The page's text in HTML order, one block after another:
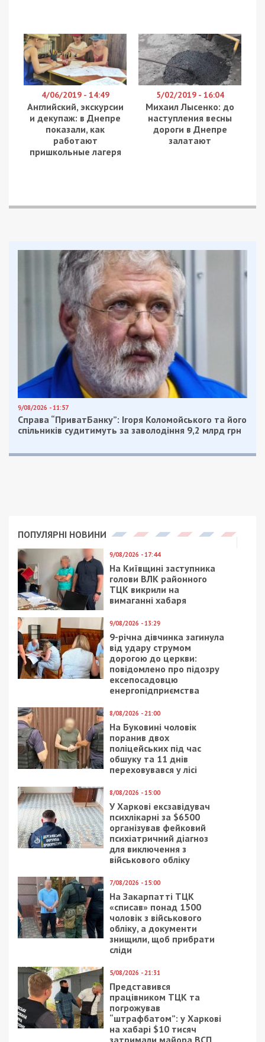
Зовсім інакший вигляд мала місцевість біля
театру імені Т.Г. Шевченка. Дуже цікавою
деталлю є Будинок Петрова, який на
після підтоплення 1977 року. Тут була одна з
перших станцій очищення стічних вод, сьогодні
тут починається Театральний бульвар. Серед
невеликої кількості фотографій Будинку
Петрова, ця — найінформативніша, незважаючи
Поруч із театром знаходяться перші у місті
дев’ятиповерхівки — Воскресенська 4а та 4.